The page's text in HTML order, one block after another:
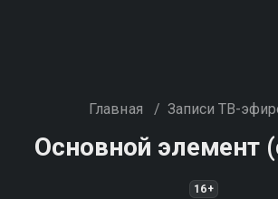
Главная / Записи ТВ-
Основной элемент
16+